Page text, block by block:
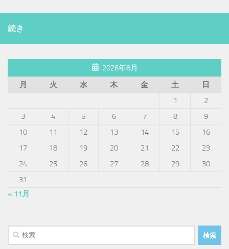
続き
2026年8月
月
火 水 木 金 土
日
1
2
3
4 5 6 7 8
9
10
11 12 13 14 15
16
17
18 19 20 21 22
23
24
25 26 27 28 29
30
31
« 11月
検
索: